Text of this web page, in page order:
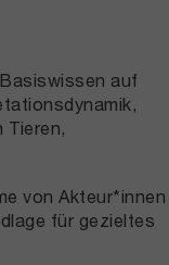
auf
Tieren,
von Akteur*innen
für gezieltes